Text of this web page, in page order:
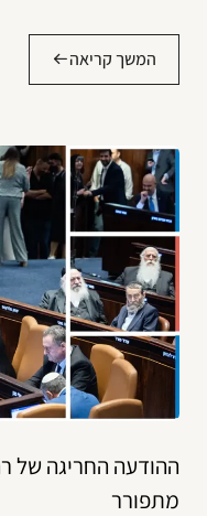
המשך קריאה
ההודעה החריגה של
מתפורר